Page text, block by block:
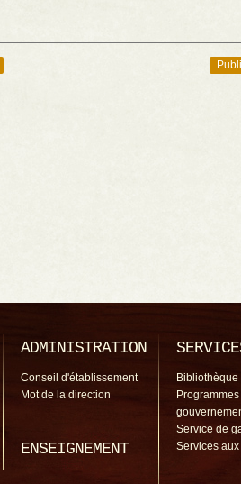
ADMINISTRATION
Conseil d'établissement
Mot de la direction
ENSEIGNEMENT
Bibliothèque
Programmes
Service de
Services